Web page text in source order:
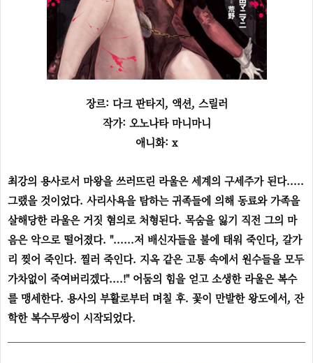
장르: 다크 판타지, 액션, 스릴러
작가: 오노나타 마니마니
애니화: x
최강의 용사로서 마왕을 쓰러뜨린 라울은 세계의 구세주가 된다.....
그랬을 것이었다. 사리사욕을 탐하는 귀족들에 의해 동료와 가족을
살해당한 라울은 거짓 혐의로 처형된다. 목숨을 잃기 직전 그의 마
음은 악으로 떨어졌다. "......저 배신자들을 불에 태워 죽인다, 갈가
리 찢어 죽인다. 찔러 죽인다. 지옥 같은 고통 속에서 원수들을 모두
가차없이 죽여버리겠다....!" 어둠의 힘을 얻고 소생한 라울은 복수
를 맹세한다. 용사의 부활로부터 며칠 후. 꽃이 만발한 왕도에서, 잔
학한 복수무쌍이 시작되었다.